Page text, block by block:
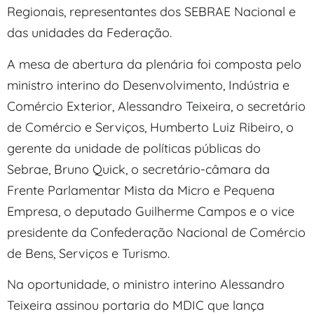
Regionais, representantes dos SEBRAE Nacional e
das unidades da Federação.
A mesa de abertura da plenária foi composta pelo
ministro interino do Desenvolvimento, Indústria e
Comércio Exterior, Alessandro Teixeira, o secretário
de Comércio e Serviços, Humberto Luiz Ribeiro, o
gerente da unidade de políticas públicas do
Sebrae, Bruno Quick, o secretário-câmara da
Frente Parlamentar Mista da Micro e Pequena
Empresa, o deputado Guilherme Campos e o vice
presidente da Confederação Nacional de Comércio
de Bens, Serviços e Turismo.
Na oportunidade, o ministro interino Alessandro
Teixeira assinou portaria do MDIC que lança